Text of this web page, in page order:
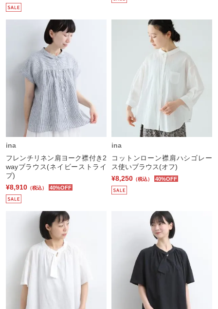
ina
フレンチリネン肩ヨーク襟付き2
wayブラウス(ネイビーストライ
プ)
¥8,910 （税込） 40%OFF
ina
コットンローン襟肩ハシゴレー
ス使いブラウス(オフ)
¥8,250 （税込） 40%OFF